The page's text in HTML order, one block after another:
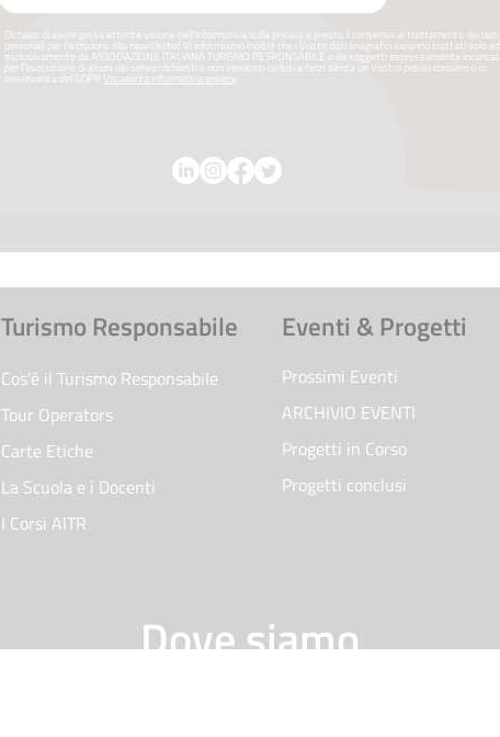
Dichiaro di avere preso attenta visione dell’informativa sulla privacy e presto il consenso al trattamento dei dati
personali per l’iscrizione alla newsletter. Vi informiamo inoltre che i Vostri dati anagrafici saranno trattati solo ed
esclusivamente da ASSOCIAZIONE ITALIANA TURISMO RESPONSABILE o da soggetti espressamente incaricati
per l’esecuzione di alcuni dei servizi richiesti e non verranno ceduti a terzi senza un Vostro previo consenso in
osservanza del GDPR Visualizza informativa privacy
Turismo Responsabile
Cos'è il Turismo Responsabile
Tour Operators
Carte Etiche
La Scuola e i Docenti
I Corsi AITR
Eventi & Progetti
Prossimi Eventi
ARCHIVIO EVENTI
Progetti in Corso
Progetti conclusi
Dove siamo